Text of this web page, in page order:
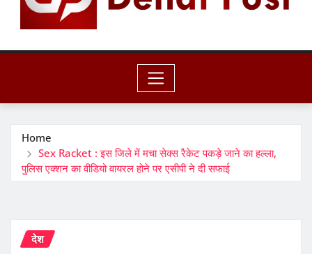
Home
Sex Racket : इस जिले में मचा सेक्स रैकेट पकड़े जाने का हल्ला,
पुलिस एक्शन का वीडियो वायरल होने पर एसीपी ने दी सफाई
देश